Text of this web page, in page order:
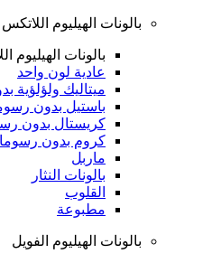
بالونات الهيليوم اللاتكس
بالونات الهيليوم
عادية لون واحد
ميتاليك ولؤلؤية
باستيل بدون
كريستال بدون
كروم بدون
ماربل
بالونات النثار
القلوب
مطبوعة
بالونات الهيليوم الفويل